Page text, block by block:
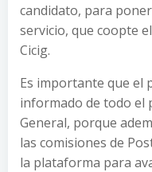
candidato, para
servicio, que coopte
Cicig.
Es importante que el
informado de todo el
General, porque
las comisiones de
la plataforma para